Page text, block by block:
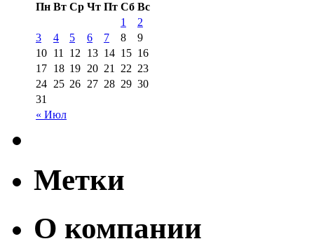
Пн Вт Ср Чт Пт Сб Вс
« Июл
1
2
3
4 5 6 7 8
9
10 11 12 13 14 15 16
17 18 19 20 21 22 23
24 25 26 27 28 29 30
31
Метки
О компании